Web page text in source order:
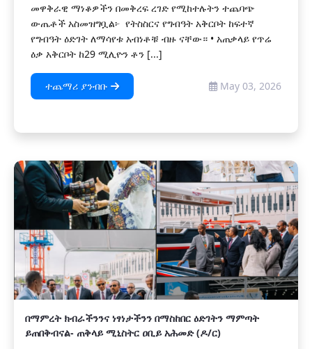
መዋቅራዊ ማነቆዎችን በመቅረፍ ረገድ የሚከተሉትን ተጨባጭ
ውጤቶች አስመዝግቧል፦ ‎ ‎የትስስርና የግብዓት አቅርቦት ‎ከፍተኛ
የግብዓት ዕድገት ለማሳየቱ አብነቶቹ ብዙ ናቸው። ‎• አጠቃላይ የጥሬ
ዕቃ አቅርቦት ከ29 ሚሊዮን ቶን [...]
ተጨማሪ ያንብቡ May 03, 2026
በማምረት ክብራችንንና ነፃነታችንን በማስከበር ዕድገትን ማምጣት
ይጠበቅብናል- ጠቅላይ ሚኒስትር ዐቢይ አሕመድ (ዶ/ር)